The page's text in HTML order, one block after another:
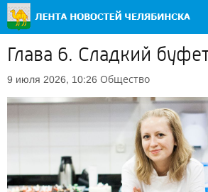
Глава 6. Сладкий буфет
9 июля 2026, 10:26 Общество